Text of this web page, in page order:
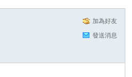
加為好友
發送消息